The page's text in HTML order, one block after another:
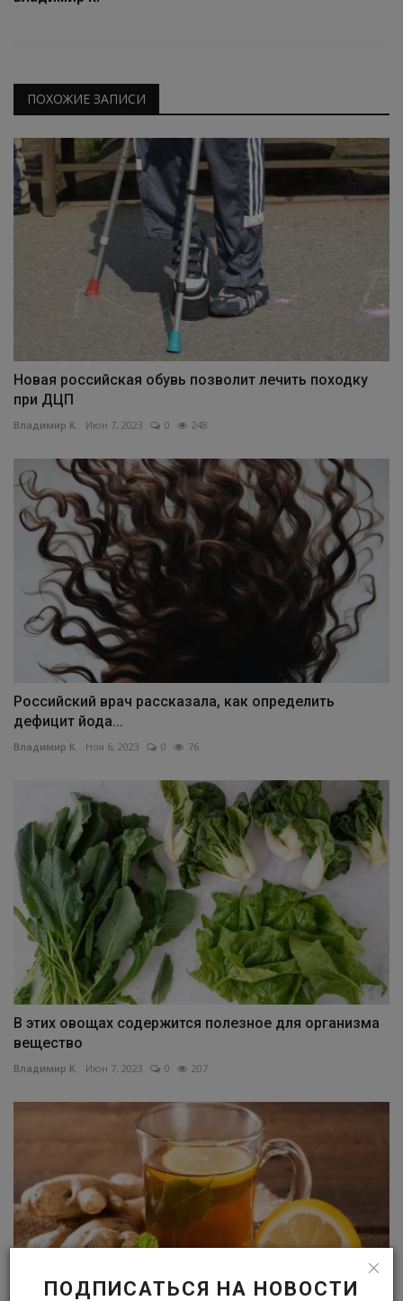
ПОДПИСАТЬСЯ НА НОВОСТИ
ПОХОЖИЕ ЗАПИСИ
Новая российская обувь позволит лечить походку
при ДЦП
Владимир К. Июн 7, 2023 0 248
Российский врач рассказала, как определить
дефицит йода...
Владимир К. Ноя 6, 2023 0 76
В этих овощах содержится полезное для организма
вещество
Владимир К. Июн 7, 2023 0 207